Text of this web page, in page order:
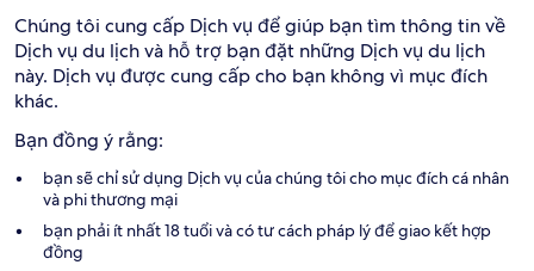
Chúng tôi cung cấp Dịch vụ để giúp bạn tìm thông tin về
Dịch vụ du lịch và hỗ trợ bạn đặt những Dịch vụ du lịch
này. Dịch vụ được cung cấp cho bạn không vì mục đích
khác.
Bạn đồng ý rằng:
bạn sẽ chỉ sử dụng Dịch vụ của chúng tôi cho mục đích cá nhân
và phi thương mại
bạn phải ít nhất 18 tuổi và có tư cách pháp lý để giao kết hợp
đồng